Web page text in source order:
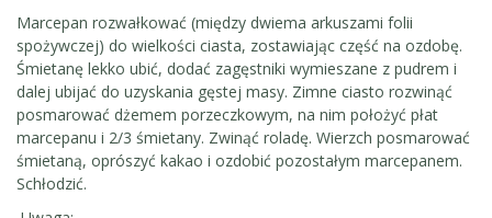
Marcepan rozwałkować (między dwiema arkuszami folii
spożywczej) do wielkości ciasta, zostawiając część na ozdobę.
Śmietanę lekko ubić, dodać zagęstniki wymieszane z pudrem i
dalej ubijać do uzyskania gęstej masy. Zimne ciasto rozwinąć
posmarować dżemem porzeczkowym, na nim położyć płat
marcepanu i 2/3 śmietany. Zwinąć roladę. Wierzch posmarować
śmietaną, oprószyć kakao i ozdobić pozostałym marcepanem.
Schłodzić.